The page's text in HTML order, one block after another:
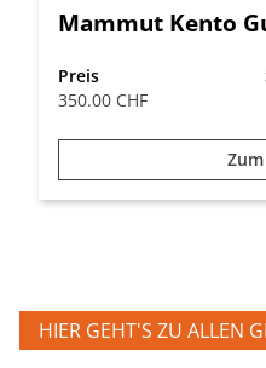
Mammut Kento
Preis
350.00 CHF
HIER GEHT'S ZU ALLEN